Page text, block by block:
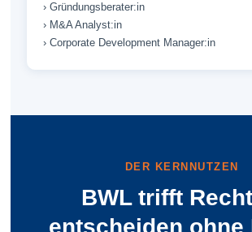
› Gründungs­berater:in
› M&A Analyst:in
› Corporate Development Manager:in
DER KERNNUTZEN
BWL trifft
entscheiden